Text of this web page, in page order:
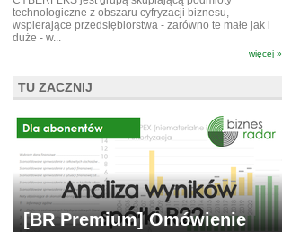
technologiczne z obszaru cyfryzacji biznesu,
wspierające przedsiębiorstwa - zarówno te małe jak i
duże - w...
więcej »
TU ZACZNIJ
[BR Premium] Omówienie